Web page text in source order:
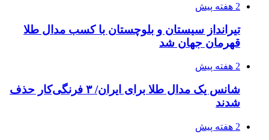
2 هفته پیش
تیرانداز سیستان و بلوچستان با کسب مدال طلا
قهرمان جهان شد
2 هفته پیش
شانس یک مدال طلا برای ایران/ ۳ فرنگی‌کار حذف
شدند
2 هفته پیش